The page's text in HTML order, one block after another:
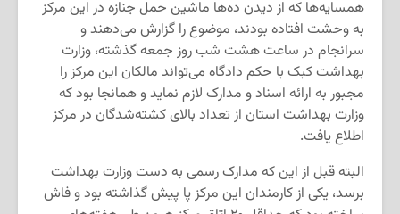
همسایه‌ها که از دیدن ده‌ها ماشین حمل جنازه در این مرکز
به وحشت افتاده بودند، موضوع را گزارش می‌دهند و
سرانجام در ساعت هشت شب روز جمعه گذشته، وزارت
بهداشت کبک با حکم دادگاه می‌تواند مالکان این مرکز را
مجبور به ارائه اسناد و مدارک لازم نماید و همانجا بود که
وزارت بهداشت استان از تعداد بالای کشته‌شدگان در مرکز
اطلاع یافت.
البته قبل از این که مدارک رسمی به دست وزارت بهداشت
برسد، یکی از کارمندان این مرکز پا پیش گذاشته بود و فاش